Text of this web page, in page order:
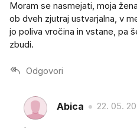
Moram se nasmejati, moja
ob dveh zjutraj ustvarjalna, v
jo poliva vročina in vstane, pa
zbudi.
Odgovori
Abica 22. 05.